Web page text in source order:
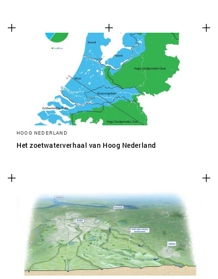
HOOG NEDERLAND
Het zoetwaterverhaal van Hoog Nederland